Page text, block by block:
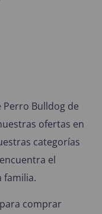
Bulldog de
ofertas en
categorías
el
familia.
comprar